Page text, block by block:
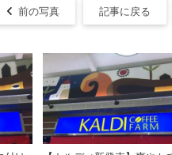
前の写真 記事に戻る